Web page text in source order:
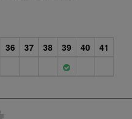
36 37 38 39 40
41